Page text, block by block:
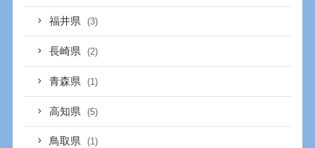
福井県 (3)
長崎県 (2)
青森県 (1)
高知県 (5)
鳥取県 (1)